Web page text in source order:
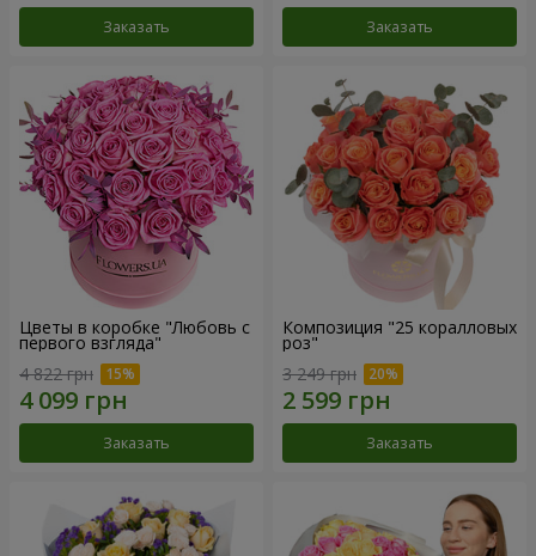
Заказать Заказать
Цветы в коробке "Любовь с
первого взгляда"
4 822 грн
Заказать
Композиция "25 коралловых
роз"
3 249 грн
Заказать